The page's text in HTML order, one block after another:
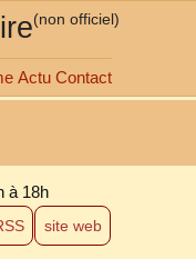
(non officiel)
Actu Contact
à 18h
site web